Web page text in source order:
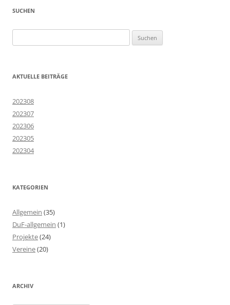
SUCHEN
nach:
AKTUELLE BEITRÄGE
202308
202307
202306
202305
202304
KATEGORIEN
Allgemein (35)
DuF-allgemein (1)
Projekte(24)
Vereine(20)
ARCHIV